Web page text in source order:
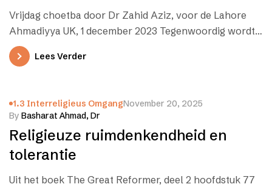
Vrijdag choetba door Dr Zahid Aziz, voor de Lahore
Ahmadiyya UK, 1 december 2023 Tegenwoordig wordt
de indruk gewekt dat…
Lees Verder
1.3 Interreligieus OmgangNovember 20, 2025
By Basharat Ahmad, Dr
Religieuze ruimdenkendheid en
tolerantie
Uit het boek The Great Reformer, deel 2 hoofdstuk 77